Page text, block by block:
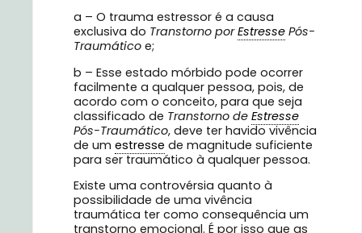
a – O trauma estressor é a causa
exclusiva do Transtorno porEstresse Pós-
Traumático e;
b – Esse estado mórbido pode ocorrer
facilmente a qualquer pessoa, pois, de
acordo com o conceito, para que seja
classificado de Transtorno de Estresse
Pós-Traumático, deve ter havido vivência
de um estresse de magnitude suficiente
para ser traumático à qualquer pessoa.
Existe uma controvérsia quanto à
possibilidade de uma vivência
traumática ter como consequência um
transtorno emocional. É por isso que as